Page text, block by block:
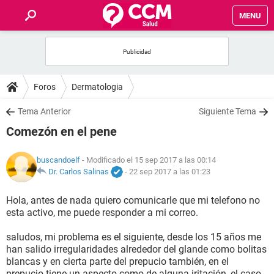
MENU
FOROS
SALUD
NUTRICIÓN
BIENESTAR
SEXUALIDAD
GLOSARIO
Foros Dermatologia
Tema Anterior Siguiente Tema
Comezón en el pene
buscandoelf - Modificado el 15 sep 2017 a las 00:14
Dr. Carlos Salinas
- 22 sep 2017 a las 01:23
Hola, antes de nada quiero comunicarle que mi telefono no
esta activo, me puede responder a mi correo.
saludos, mi problema es el siguiente, desde los 15 años me
han salido irregularidades alrededor del glande como bolitas
blancas y en cierta parte del prepucio también, en el